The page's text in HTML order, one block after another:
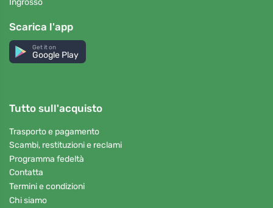
Ingrosso
Scarica l'app
Get it on
Google Play
Tutto sull'acquisto
Trasporto e pagamento
Scambi, restituzioni e reclami
Programma fedeltà
Contatta
Termini e condizioni
Chi siamo